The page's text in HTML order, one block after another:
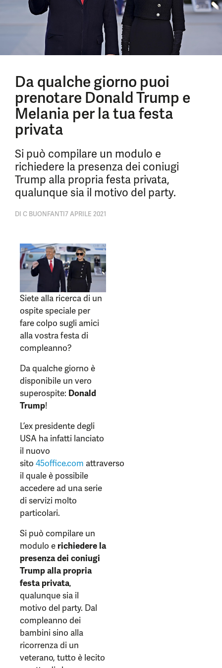
Da qualche giorno puoi
prenotare Donald Trump e
Melania per la tua festa
privata
Si può compilare un modulo e
richiedere la presenza dei coniugi
Trump alla propria festa privata,
qualunque sia il motivo del party.
DI C BUONFANTI7 APRILE 2021
Siete alla ricerca di un
ospite speciale per
fare colpo sugli amici
alla vostra festa di
compleanno?
Da qualche giorno è
disponibile un vero
superospite: Donald
Trump!
L’ex presidente degli
USA ha infatti lanciato
il nuovo
sito 45office.com attraverso
il quale è possibile
accedere ad una serie
di servizi molto
particolari.
Si può compilare un
modulo e richiedere la
presenza dei coniugi
Trump alla propria
festa privata,
qualunque sia il
motivo del party. Dal
compleanno dei
bambini sino alla
ricorrenza di un
veterano, tutto è lecito